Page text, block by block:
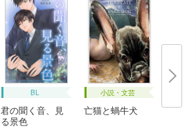
BL
君の聞く音、見
る景色
小説・文芸
亡猫と蝸牛犬